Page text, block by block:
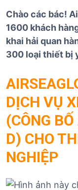
Chào các bác!
1600 khách
khai hải quan
300 loại thiết bị
DỊCH VỤ
(CÔNG
D) CHO
NGHIỆP